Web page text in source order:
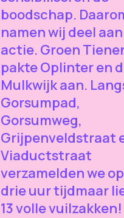
boodschap.
namen wij deel
actie. Groen
pakte Oplinter en
Mulkwijk aan.
Gorsumpad,
Gorsumweg,
Grijpenveldstraat
Viaductstraat
verzamelden we op
drie uur tijdmaar
13 volle vuilzakken!